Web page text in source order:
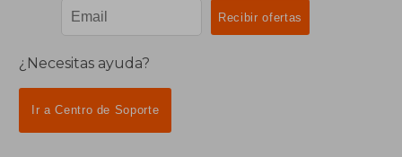
¿Necesitas ayuda?
Ir a Centro de Soporte